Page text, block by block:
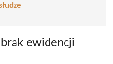
ewidencji